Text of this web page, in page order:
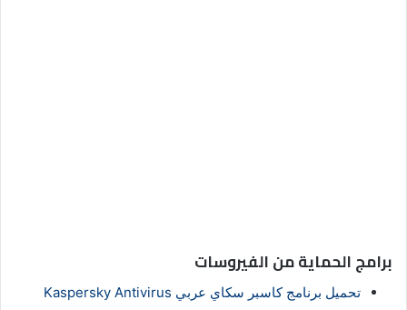
برامج الحماية من الفيروسات
تحميل برنامج كاسبر سكاي عربي Kaspersky Antivirus